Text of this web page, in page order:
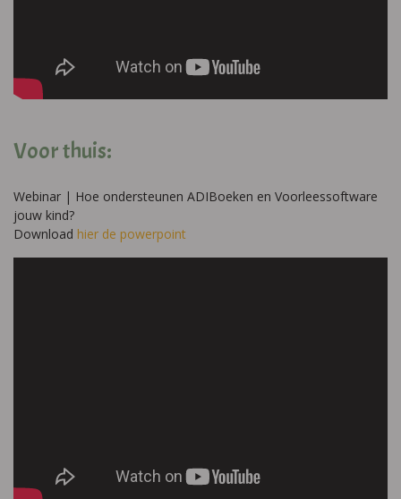
Voor thuis:
Webinar | Hoe ondersteunen ADIBoeken en Voorleessoftware
jouw kind?
Download hier de powerpoint